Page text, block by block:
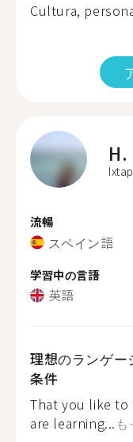
Cultura,
H.
流暢
スペイン語
学習中の言語
英語
理想のランゲ
条件
That you like to
are learning...